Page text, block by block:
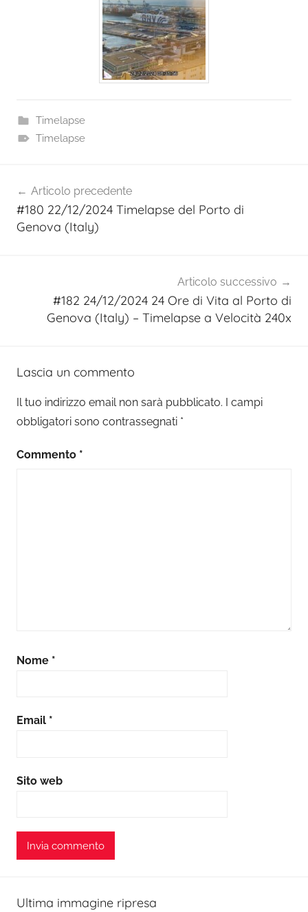
Timelapse
Timelapse
articoli
Articolo precedente
#180 22/12/2024 Timelapse del Porto di
Genova (Italy)
Articolo successivo
#182 24/12/2024 24 Ore di Vita al Porto di
Genova (Italy) – Timelapse a Velocità 240x
Lascia un commento
Il tuo indirizzo email non sarà pubblicato. I campi
obbligatori sono contrassegnati *
Commento *
Nome *
Email *
Sito web
Ultima immagine ripresa